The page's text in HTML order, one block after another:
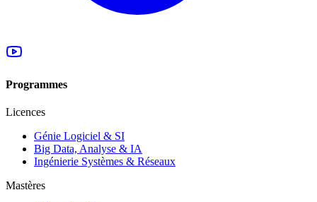
Programmes
Licences
Génie Logiciel & SI
Big Data, Analyse & IA
Ingénierie Systèmes & Réseaux
Mastères